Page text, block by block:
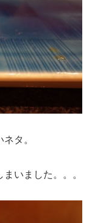
タ。
いました。。。